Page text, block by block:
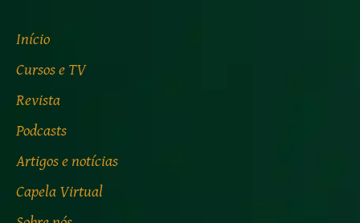
Início
Cursos e TV
Revista
Podcasts
Artigos e notícias
Capela Virtual